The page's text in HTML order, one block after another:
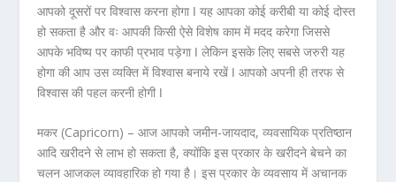
आपको दूसरों पर विश्वास करना होगा ǀ यह आपका कोई करीबी या कोई दोस्त
हो सकता है और वः आपकी किसी ऐसे विशेष काम में मदद करेगा जिससे
आपके भविष्य पर काफी प्रभाव पड़ेगा ǀ लेकिन इसके लिए सबसे जरुरी यह
होगा की आप उस व्यक्ति में विश्वास बनाये रखें ǀ आपको अपनी ही तरफ से
विश्वास की पहल करनी होगी ǀ
मकर (Capricorn) – आज आपको जमीन-जायदाद, व्यवसायिक प्रतिष्ठान
आदि खरीदने से लाभ हो सकता है, क्योंकि इस प्रकार के खरीदने बेचने का
चलन आजकल व्यावहारिक हो गया है। इस प्रकार के व्यवसाय में अचानक